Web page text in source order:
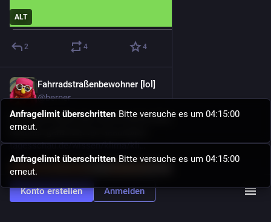
ALT
2 4 4
Fahrradstraßenbewohner [lol]
@berner
Eine neue Studie des renommierten Birnbauminstituts belegt:
Rauchen gefährdet die Gesundheit.
tagesschau.de/wissen/klima/kli
Konto erstellen Anmelden
Anfragelimit überschritten Bitte versuche es um 04:15:00
erneut.
Anfragelimit überschritten Bitte versuche es um 04:15:00
erneut.